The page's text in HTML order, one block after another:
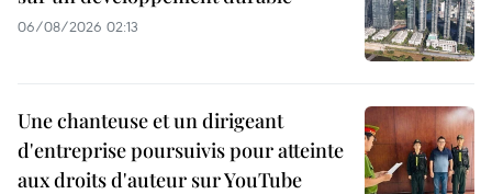
06/08/2026 02:13
Une chanteuse et un dirigeant
d'entreprise poursuivis pour atteinte
aux droits d'auteur sur YouTube